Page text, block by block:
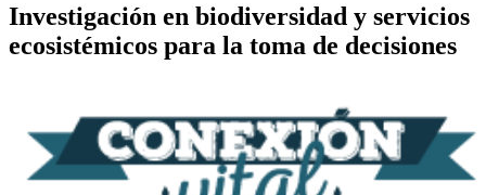
Investigación en biodiversidad y servicios
ecosistémicos para la toma de decisiones